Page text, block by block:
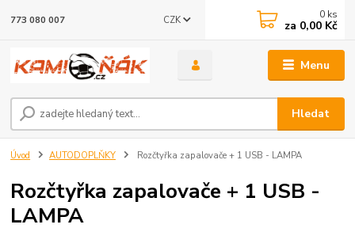
Menu
CZK
Hledat
773 080 007 0 ks
za 0,00 Kč
Úvod AUTODOPLŇKY Rozčtyřka zapalovače + 1 USB - LAMPA
Rozčtyřka zapalovače + 1 USB -
LAMPA